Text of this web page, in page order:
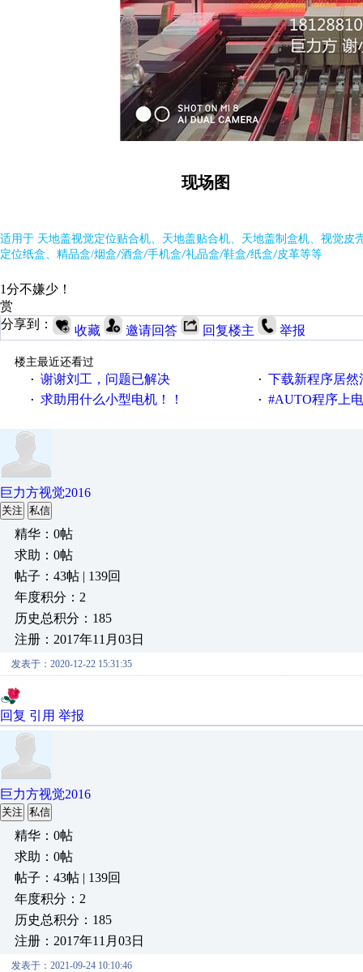
现场图
适用于 天地盖视觉定位贴合机、天地盖贴合机、天地盖制盒机、视觉
定位纸盒、精品盒/烟盒/酒盒/手机盒/礼品盒/鞋盒/纸盒/皮革等等
1分不嫌少！
赏
分享到：
收藏 邀请回答 回复楼主 举报
楼主最近还看过
· 谢谢刘工，问题已解决 · 下载新程序居然
· 求助用什么小型电机！！ · #AUTO程序上
巨力方视觉2016
关注 私信
精华：0帖
求助：0帖
帖子：43帖 | 139回
年度积分：2
历史总积分：185
注册：2017年11月03日
发表于：2020-12-22 15:31:35
回复 引用 举报
巨力方视觉2016
关注 私信
精华：0帖
求助：0帖
帖子：43帖 | 139回
年度积分：2
历史总积分：185
注册：2017年11月03日
发表于：2021-09-24 10:10:46